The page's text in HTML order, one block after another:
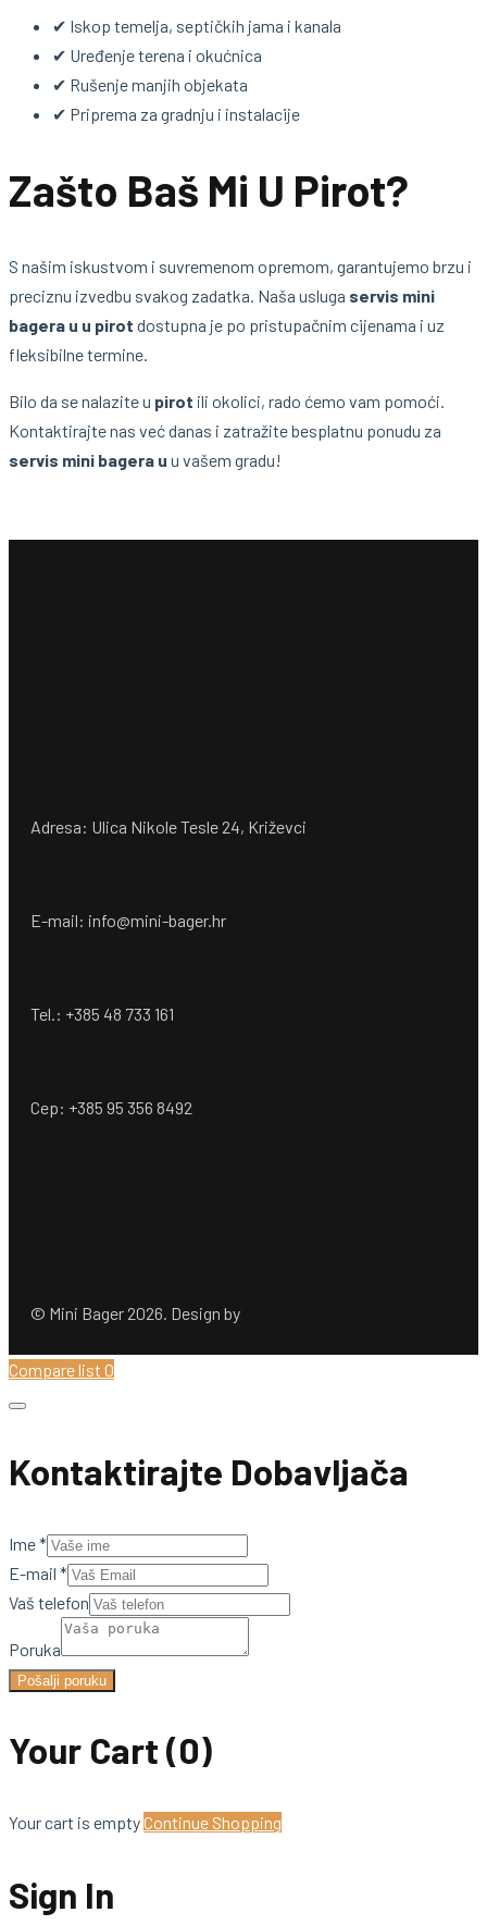
✔ Iskop temelja, septičkih jama i kanala
✔ Uređenje terena i okućnica
✔ Rušenje manjih objekata
✔ Priprema za gradnju i instalacije
Zašto Baš Mi U Pirot?
S našim iskustvom i suvremenom opremom, garantujemo brzu i
preciznu izvedbu svakog zadatka. Naša usluga servis mini
bagera u u pirot dostupna je po pristupačnim cijenama i uz
fleksibilne termine.
Bilo da se nalazite u pirot ili okolici, rado ćemo vam pomoći.
Kontaktirajte nas već danas i zatražite besplatnu ponudu za
servis mini bagera u u vašem gradu!
Adresa: Ulica Nikole Tesle 24, Križevci
E-mail: info@mini-bager.hr
Tel.: +385 48 733 161
Cep: +385 95 356 8492
© Mini Bager 2026. Design by
Compare list 0
Kontaktirajte Dobavljača
Ime*
E-mail *
Vaš telefon
Poruka
Pošalji poruku
Your Cart (0)
Your cart is emptyContinue Shopping
Sign In